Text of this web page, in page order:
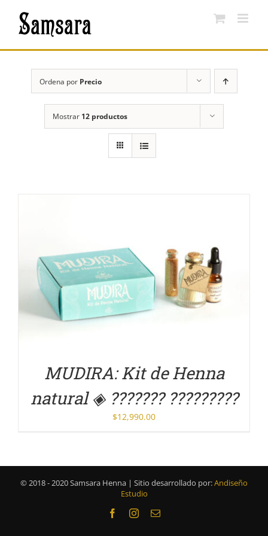
contenido
Ordena por Precio
Mostrar 12 productos
DETALLES
MUDIRA: Kit de Henna
natural ◈ ??????? ?????????
$12,990.00
© 2018 - 2020 Samsara Henna | Sitio desarrollado por:Andiseño
Estudio
FacebookInstagramCorreo